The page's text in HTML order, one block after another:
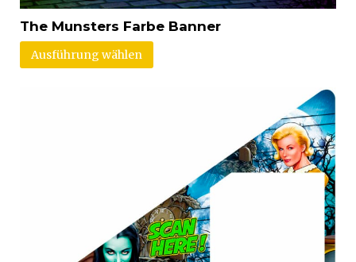
The Munsters Farbe Banner
Ausführung wählen